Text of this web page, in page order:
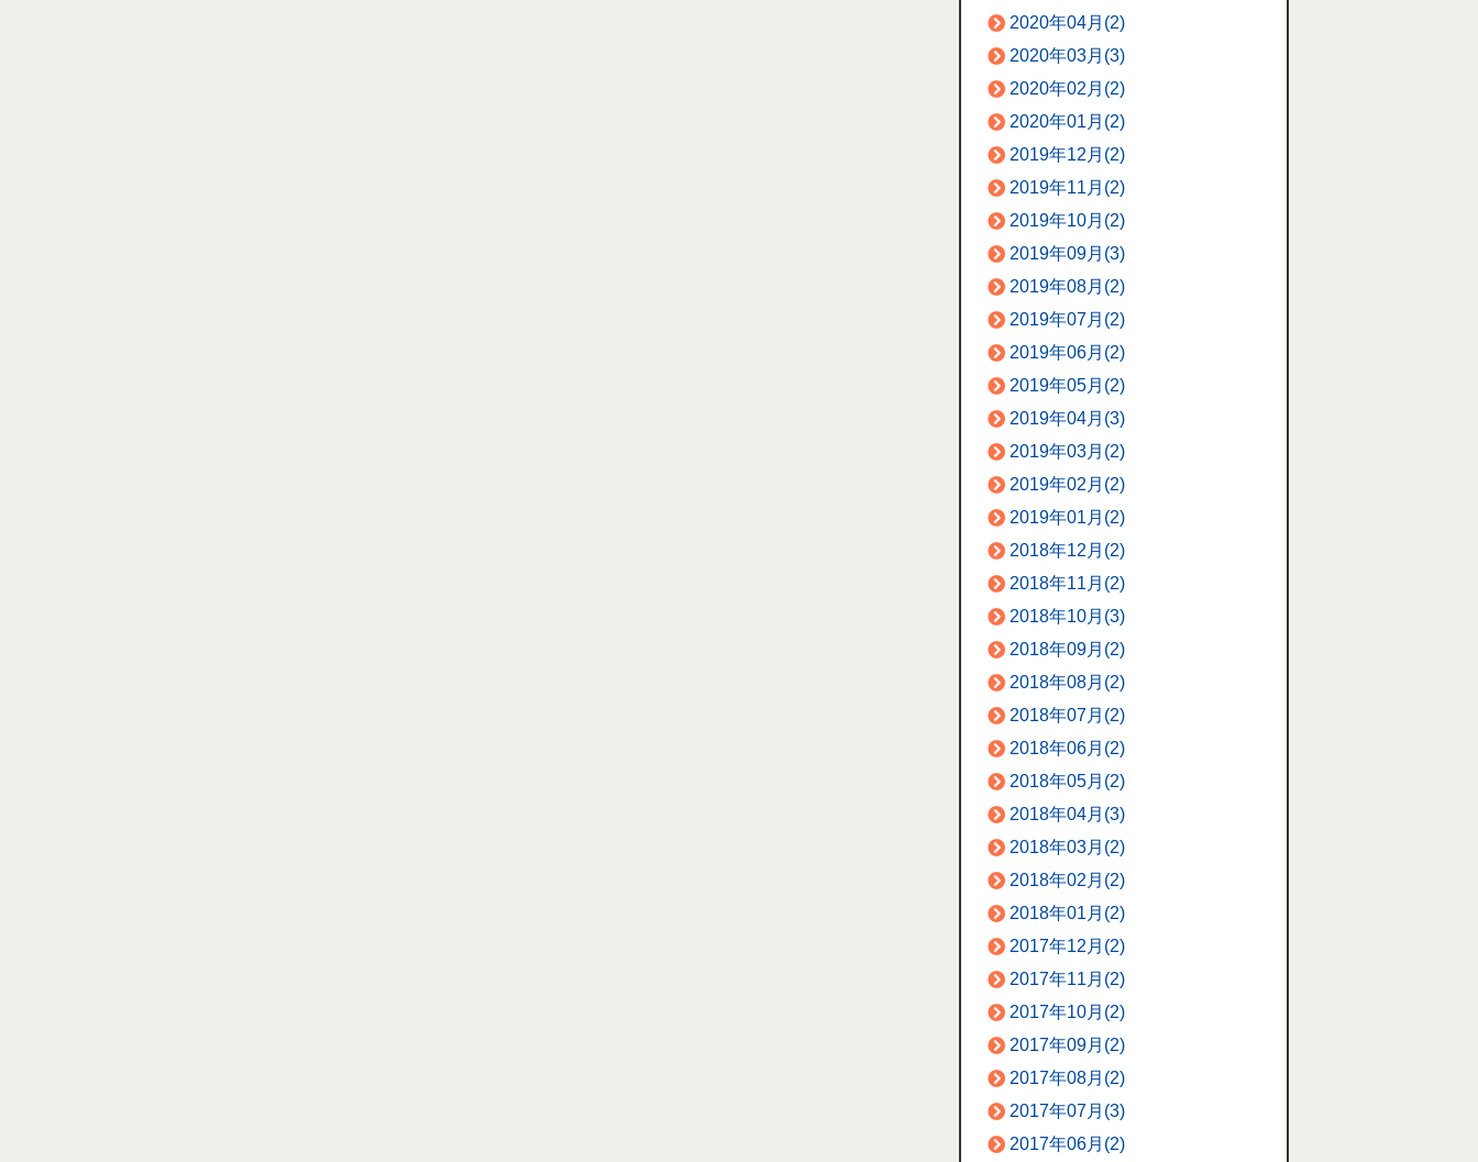
2020年04月(2)
2020年03月(3)
2020年02月(2)
2020年01月(2)
2019年12月(2)
2019年11月(2)
2019年10月(2)
2019年09月(3)
2019年08月(2)
2019年07月(2)
2019年06月(2)
2019年05月(2)
2019年04月(3)
2019年03月(2)
2019年02月(2)
2019年01月(2)
2018年12月(2)
2018年11月(2)
2018年10月(3)
2018年09月(2)
2018年08月(2)
2018年07月(2)
2018年06月(2)
2018年05月(2)
2018年04月(3)
2018年03月(2)
2018年02月(2)
2018年01月(2)
2017年12月(2)
2017年11月(2)
2017年10月(2)
2017年09月(2)
2017年08月(2)
2017年07月(3)
2017年06月(2)